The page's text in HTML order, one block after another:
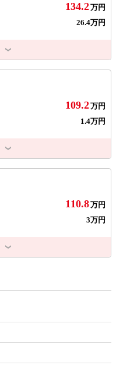
134.2万円
26.4万円
109.2万円
1.4万円
110.8万円
3万円